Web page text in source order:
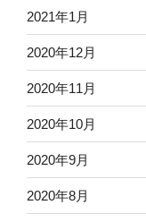
2021年1月
2020年12月
2020年11月
2020年10月
2020年9月
2020年8月